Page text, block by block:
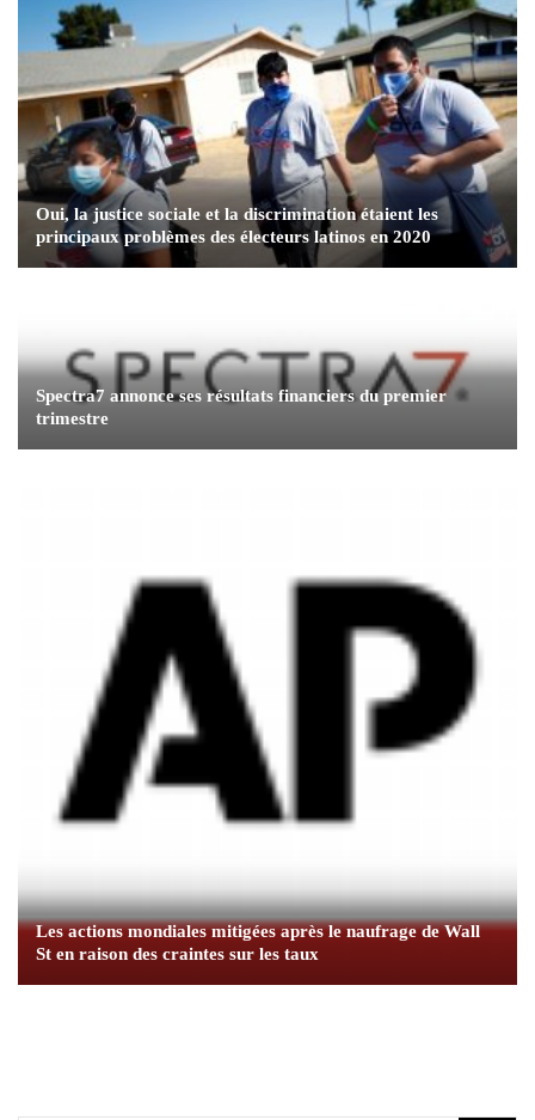
Oui, la justice sociale et la discrimination étaient les
principaux problèmes des électeurs latinos en 2020
Spectra7 annonce ses résultats financiers du premier
trimestre
Les actions mondiales mitigées après le naufrage de Wall
St en raison des craintes sur les taux